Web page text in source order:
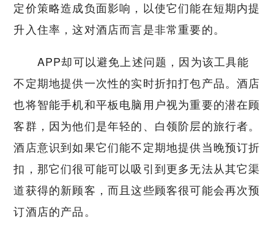
定价策略造成负面影响，以使它们能在短期内提
升入住率，这对酒店而言是非常重要的。
APP却可以避免上述问题，因为该工具能
不定期地提供一次性的实时折扣打包产品。酒店
也将智能手机和平板电脑用户视为重要的潜在顾
客群，因为他们是年轻的、白领阶层的旅行者。
酒店意识到如果它们能不定期地提供当晚预订折
扣，那它们很可能可以吸引到更多无法从其它渠
道获得的新顾客，而且这些顾客很可能会再次预
订酒店的产品。